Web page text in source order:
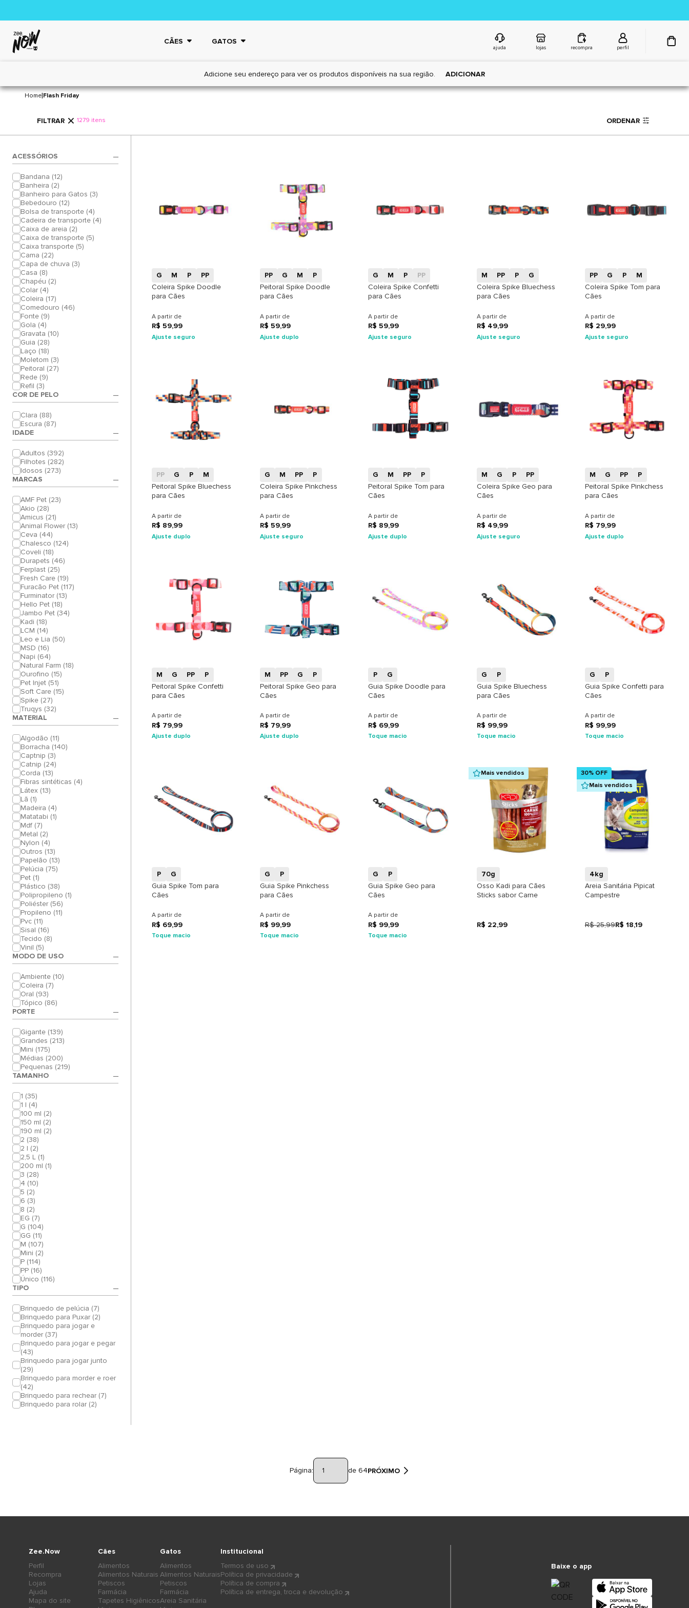
CÃES GATOS
ajuda lojas recompra perfil
Adicione seu endereço para ver os produtos disponíveis na sua região. ADICIONAR
Home|Flash Friday
FILTRAR 1279 itens ORDENAR
ACESSÓRIOS
Bandana (12)
Banheira (2)
Banheiro para Gatos (3)
Bebedouro (12)
Bolsa de transporte (4)
Cadeira de transporte (4)
Caixa de areia (2)
Caixa de transporte (5)
Caixa transporte (5)
Cama (22)
Capa de chuva (3)
Casa (8)
Chapéu (2)
Colar (4)
Coleira (17)
Comedouro (46)
Fonte (9)
Gola (4)
Gravata (10)
Guia (28)
Laço (18)
Moletom (3)
Peitoral (27)
Rede (9)
Refil (3)
COR DE PELO
Clara (88)
Escura (87)
IDADE
Adultos (392)
Filhotes (282)
Idosos (273)
MARCAS
AMF Pet (23)
Akio (28)
Amicus (21)
Animal Flower (13)
Ceva (44)
Chalesco (124)
Coveli (18)
Durapets (46)
Ferplast (25)
Fresh Care (19)
Furacão Pet (117)
Furminator (13)
Hello Pet (18)
Jambo Pet (34)
Kadi (18)
LCM (14)
Leo e Lia (50)
MSD (16)
Napi (64)
Natural Farm (18)
Ourofino (15)
Pet Injet (51)
Soft Care (15)
Spike (27)
Truqys (32)
MATERIAL
Algodão (11)
Borracha (140)
Captnip (3)
Catnip (24)
Corda (13)
Fibras sintéticas (4)
Látex (13)
Lã (1)
Madeira (4)
Matatabi (1)
Mdf (7)
Metal (2)
Nylon (4)
Outros (13)
Papelão (13)
Pelúcia (75)
Pet (1)
Plástico (38)
Polipropileno (1)
Poliéster (56)
Propileno (11)
Pvc (11)
Sisal (16)
Tecido (8)
Vinil (5)
MODO DE USO
Ambiente (10)
Coleira (7)
Oral (93)
Tópico (86)
PORTE
Gigante (139)
Grandes (213)
Mini (175)
Médias (200)
Pequenas (219)
TAMANHO
1 (35)
1 l (4)
100 ml (2)
150 ml (2)
190 ml (2)
2 (38)
2 l (2)
2,5 L (1)
200 ml (1)
3 (28)
4 (10)
5 (2)
6 (3)
8 (2)
EG (7)
G (104)
GG (11)
M (107)
Mini (2)
P (114)
PP (16)
Único (116)
TIPO
Brinquedo de pelúcia (7)
Brinquedo para Puxar (2)
Brinquedo para jogar e
morder (37)
Brinquedo para jogar e pegar
(43)
Brinquedo para jogar junto
(29)
Brinquedo para morder e roer
(42)
Brinquedo para rechear (7)
Brinquedo para rolar (2)
G M P
PP
Coleira Spike Doodle
para Cães
A partir de
R$ 59,99
Ajuste seguro
PP G M
P
Peitoral Spike Doodle
para Cães
A partir de
R$ 59,99
Ajuste duplo
G M P
PP
Coleira Spike Confetti
para Cães
A partir de
R$ 59,99
Ajuste seguro
M PP P
G
Coleira Spike Bluechess
para Cães
A partir de
R$ 49,99
Ajuste seguro
PP G P
M
Coleira Spike Tom para
Cães
A partir de
R$ 29,99
Ajuste seguro
+
PP G P
M
Peitoral Spike Bluechess
para Cães
A partir de
R$ 89,99
Ajuste duplo
G M PP
P
Coleira Spike Pinkchess
para Cães
A partir de
R$ 59,99
Ajuste seguro
G M PP
P
Peitoral Spike Tom para
Cães
A partir de
R$ 89,99
Ajuste duplo
M G P
PP
Coleira Spike Geo para
Cães
A partir de
R$ 49,99
Ajuste seguro
M G PP
P
Peitoral Spike Pinkchess
para Cães
A partir de
R$ 79,99
Ajuste duplo
M G PP
P
Peitoral Spike Confetti
para Cães
A partir de
R$ 79,99
Ajuste duplo
+
M PP G
P
Peitoral Spike Geo para
Cães
A partir de
R$ 79,99
Ajuste duplo
P
G
Guia Spike Doodle para
Cães
A partir de
R$ 69,99
Toque macio
+
G
P
Guia Spike Bluechess
para Cães
A partir de
R$ 99,99
Toque macio
+
G
P
Guia Spike Confetti para
Cães
A partir de
R$ 99,99
Toque macio
P
G
Guia Spike Tom para
Cães
A partir de
R$ 69,99
Toque macio
G
P
Guia Spike Pinkchess
para Cães
A partir de
R$ 99,99
Toque macio
G
P
Guia Spike Geo para
Cães
A partir de
R$ 99,99
Toque macio
Mais vendidos
+
70g
Osso Kadi para Cães
Sticks sabor Carne
R$ 22,99
30% OFF
Mais vendidos
4kg
Areia Sanitária Pipicat
Campestre
R$ 25,99R$ 18,19
Página: de 64PRÓXIMO
Cães
Alimentos
Alimentos Naturais
Petiscos
Farmácia
Tapetes Higiênicos
Gatos
Alimentos
Alimentos Naturais
Petiscos
Farmácia
Areia Sanitária
Zee.Now
Perfil
Recompra
Lojas
Ajuda
Mapa do site
Institucional
Termos de uso
Política de privacidade
Política de compra
Política de entrega, troca e devolução
Baixe o app